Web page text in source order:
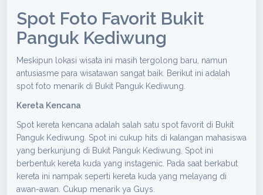
Spot Foto Favorit Bukit
Panguk Kediwung
Meskipun lokasi wisata ini masih tergolong baru, namun
antusiasme para wisatawan sangat baik. Berikut ini adalah
spot foto menarik di Bukit Panguk Kediwung.
Kereta Kencana
Spot kereta kencana adalah salah satu spot favorit di Bukit
Panguk Kediwung. Spot ini cukup hits di kalangan mahasiswa
yang berkunjung di Bukit Panguk Kediwung. Spot ini
berbentuk kereta kuda yang instagenic. Pada saat berkabut
kereta ini nampak seperti kereta kuda yang melayang di
awan-awan. Cukup menarik ya Guys.